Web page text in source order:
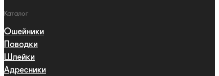
Каталог
Ошейники
Поводки
Шлейки
Адресники